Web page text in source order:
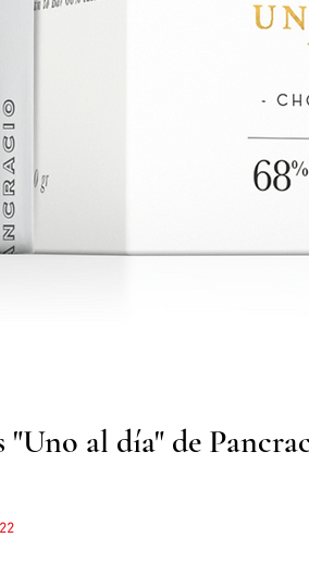
"Uno al día" de